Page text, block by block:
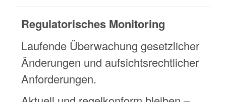
Regulatorisches Monitoring
Laufende Überwachung gesetzlicher
Änderungen und aufsichtsrechtlicher
Anforderungen.